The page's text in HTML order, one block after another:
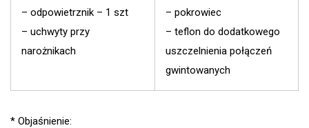
– odpowietrznik – 1 szt
– uchwyty przy
narożnikach
– pokrowiec
– teflon do dodatkowego
uszczelnienia połączeń
gwintowanych
* Objaśnienie: